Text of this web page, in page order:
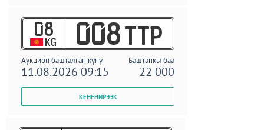
08
KG 008 TTP
Аукцион башталган күнү Баштапкы баа
11.08.2026 09:15 22 000